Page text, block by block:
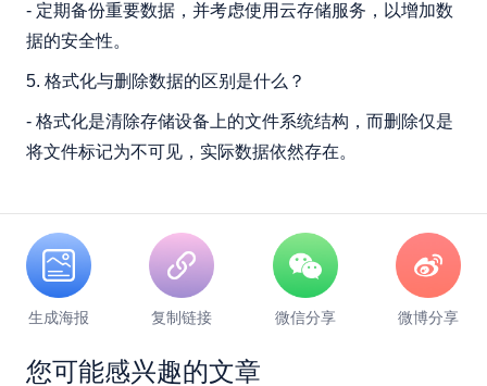
- 定期备份重要数据，并考虑使用云存储服务，以增加数
据的安全性。
5. 格式化与删除数据的区别是什么？
- 格式化是清除存储设备上的文件系统结构，而删除仅是
将文件标记为不可见，实际数据依然存在。
生成海报 复制链接 微信分享 微博分享
您可能感兴趣的文章